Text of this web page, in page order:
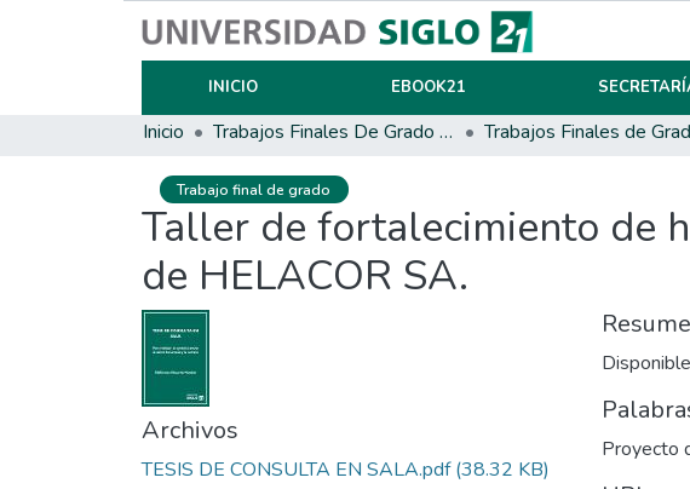
INICIO EBOOK21
Inicio Trabajos Finales De Grado Y Posgrado Trabajos Finales de
Trabajo final de grado
Taller de fortalecimiento de
de HELACOR SA.
Archivos
TESIS DE CONSULTA EN SALA.pdf(38.32 KB)
Proyecto